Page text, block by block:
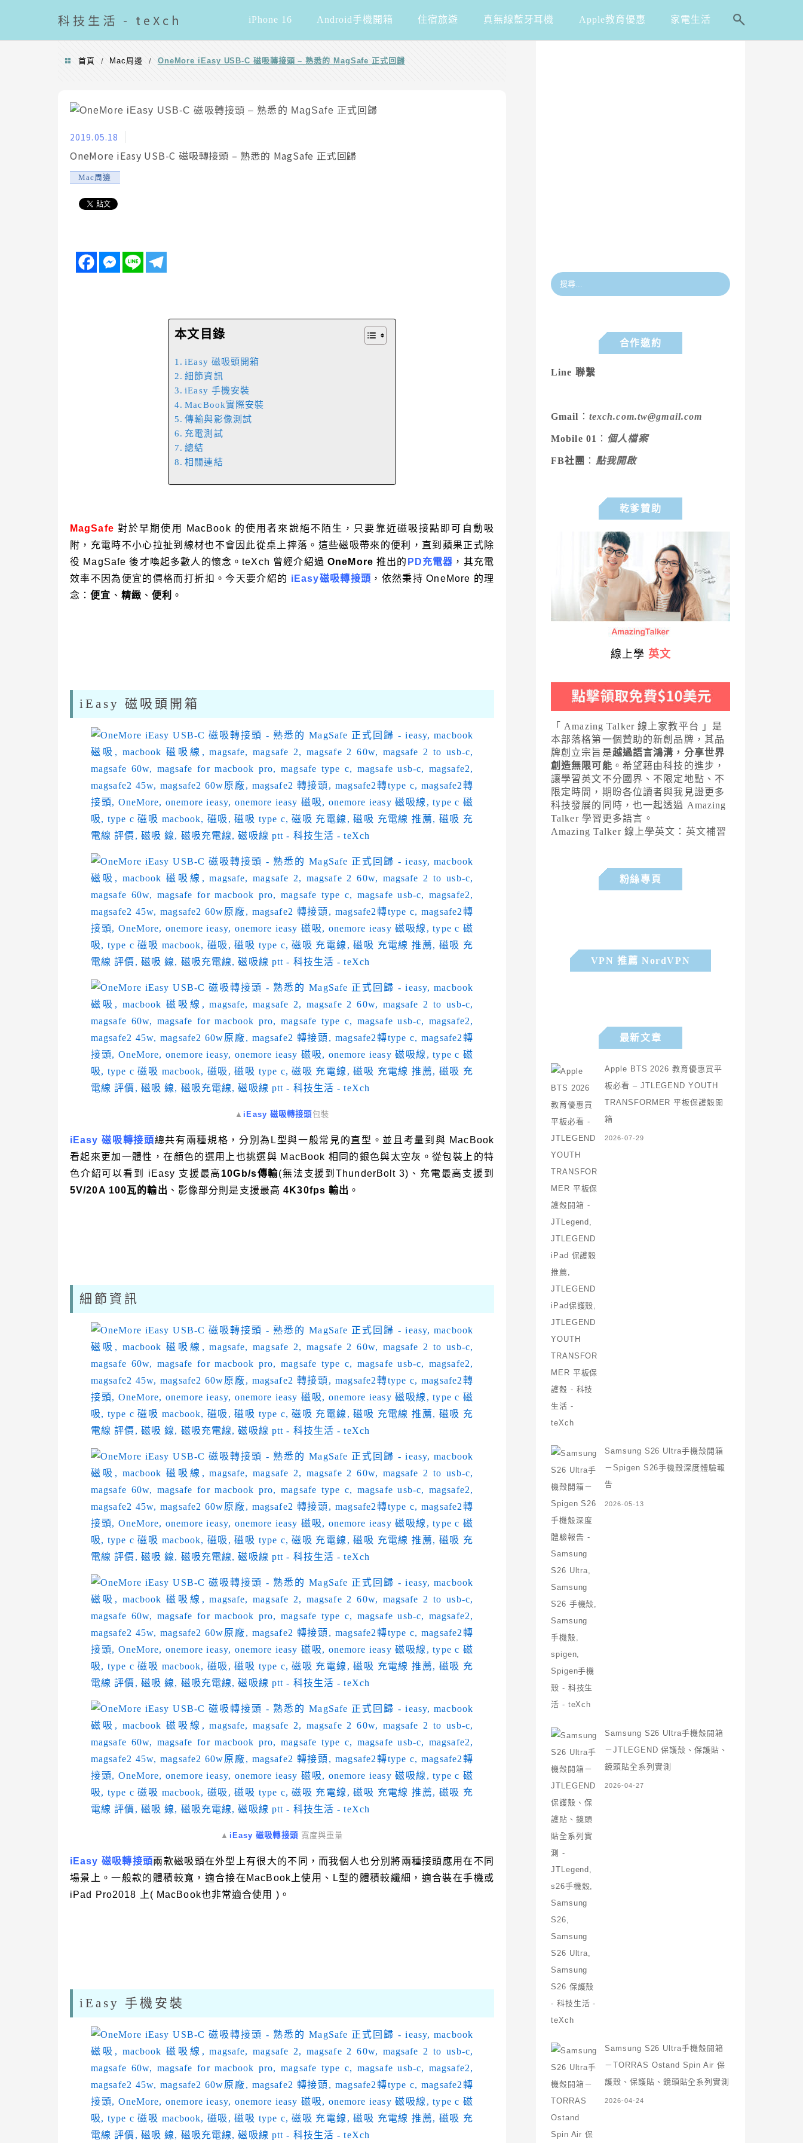
科技 生活 - teXch iPhone 16 Android手機開箱 住宿旅遊 真無線藍牙耳機 Apple教育優惠 家電生活
首頁 / Mac周邊 / OneMore iEasy USB-C 磁吸轉接頭 – 熟悉的 MagSafe 正式回歸
2019.05.18
OneMore iEasy USB-C 磁吸轉接頭 – 熟悉的 MagSafe 正式回歸
Mac周邊
本文目錄
iEasy 磁吸頭開箱
細節資訊
iEasy 手機安裝
MacBook實際安裝
傳輸與影像測試
充電測試
總結
相關連結
MagSafe 對於早期使用 MacBook 的使用者來說絕不陌生，只要靠近磁吸接點即可自動吸
附，充電時不小心拉扯到線材也不會因此從桌上摔落。這些磁吸帶來的便利，直到蘋果正式除
役 MagSafe 後才喚起多數人的懷念。teXch 曾經介紹過OneMore 推出的 PD充電器 ，其充電
效率不因為便宜的價格而打折扣。今天要介紹的 iEasy磁吸轉接頭 ，依然秉持 OneMore 的理
念：便宜 、 精緻 、 便利 。
iEasy 磁吸頭開箱
▲ iEasy 磁吸轉接頭包裝
iEasy 磁吸轉接頭總共有兩種規格，分別為L型與一般常見的直型。並且考量到與 MacBook
看起來更加一體性，在顏色的選用上也挑選與 MacBook 相同的銀色與太空灰。從包裝上的特
色介紹可以看到 iEasy 支援最高 10Gb/s傳輸(無法支援到ThunderBolt 3)、充電最高支援到
5V/20A 100瓦的輸出 、影像部分則是支援最高4K30fps 輸出 。
細節資訊
▲ iEasy 磁吸轉接頭 寬度與重量
iEasy 磁吸轉接頭兩款磁吸頭在外型上有很大的不同，而我個人也分別將兩種接頭應用在不同
場景上。一般款的體積較寬，適合接在MacBook上使用、L型的體積較纖細，適合裝在手機或
iPad Pro2018 上( MacBook也非常適合使用 )。
iEasy 手機安裝
合作邀約
Line 聯繫
Gmail ： texch.com.tw@gmail.com
Mobile 01 ： 個人檔案
FB社團 ： 點我開啟
乾爹贊助
線上學 英文
「 Amazing Talker 線上家教平台 」是
本部落格第一個贊助的新創品牌，其品
牌創立宗旨是越過語言鴻溝，分享世界
創造無限可能 。希望藉由科技的進步，
讓學習英文不分國界、不限定地點、不
限定時間，期盼各位讀者與我見證更多
科技發展的同時，也一起透過 Amazing
Talker 學習更多語言。
Amazing Talker 線上學英文： 英文補習
粉絲專頁
VPN 推薦 NordVPN
最新文章
Apple BTS 2026 教育優惠買平
板必看 – JTLEGEND YOUTH
TRANSFORMER 平板保護殼開
箱
2026-07-29
Samsung S26 Ultra手機殼開箱
－Spigen S26手機殼深度體驗報
告
2026-05-13
Samsung S26 Ultra手機殼開箱
－JTLEGEND 保護殼、保護貼、
鏡頭貼全系列實測
2026-04-27
Samsung S26 Ultra手機殼開箱
－TORRAS Ostand Spin Air 保
護殼、保護貼、鏡頭貼全系列實測
2026-04-24